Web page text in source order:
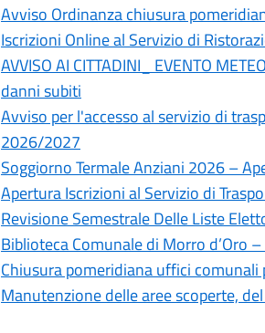
Avviso Ordinanza chiusura
Iscrizioni Online al Servizio di
AVVISO AI CITTADINI_ EVENTO
danni subiti
Avviso per l'accesso al servizio di
2026/2027
Soggiorno Termale Anziani 2026 –
Apertura Iscrizioni al Servizio di
Revisione Semestrale Delle Liste
Biblioteca Comunale di Morro d’Oro
Chiusura pomeridiana uffici
Manutenzione delle aree scoperte,